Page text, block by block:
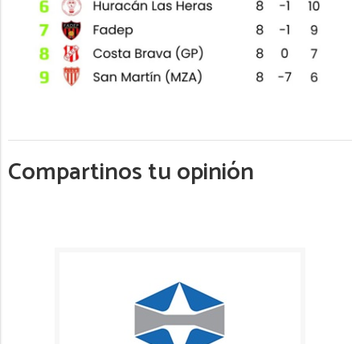
Compartinos tu opinión